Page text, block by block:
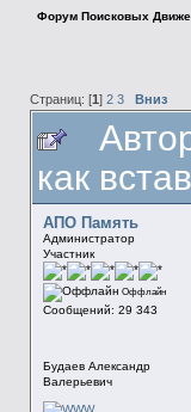
Форум Поисковых
Страниц: [1 ] 2 3 Вниз
как
АПО Память
Администратор
Участник
Оффлайн
Сообщений: 29 343
Будаев Александр
Валерьевич